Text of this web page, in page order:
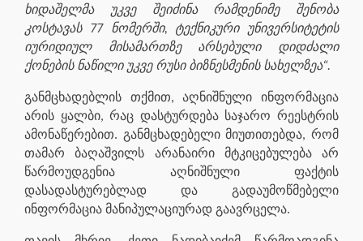
ხიდაშელმა უკვე შეიძინა რამდენიმე შენობა
კოსტავას 77 ნომერში, ტექნიკური უნივერსიტეტის
იურიდიულ მისამართზე არსებული დიდძალი
ქონების ნაწილი უკვე რუსი ბიზნესმენის სახელზეა“.
განმცხადებლის თქმით, აღნიშნული ინფორმაცია
არის ყალბი, რაც დასტურდება საჯარო რეესტრის
ამონაწერებით. განმცხადებელი მიუთითებდა, რომ
თამარ ბაღაშვილს არანაირი მტკიცებულება არ
წარმოუდგენია აღნიშნული ფაქტის
დასადასტურებლად და გადაუმოწმებელი
ინფორმაცია მანიპულაციურად გაავრცელა.